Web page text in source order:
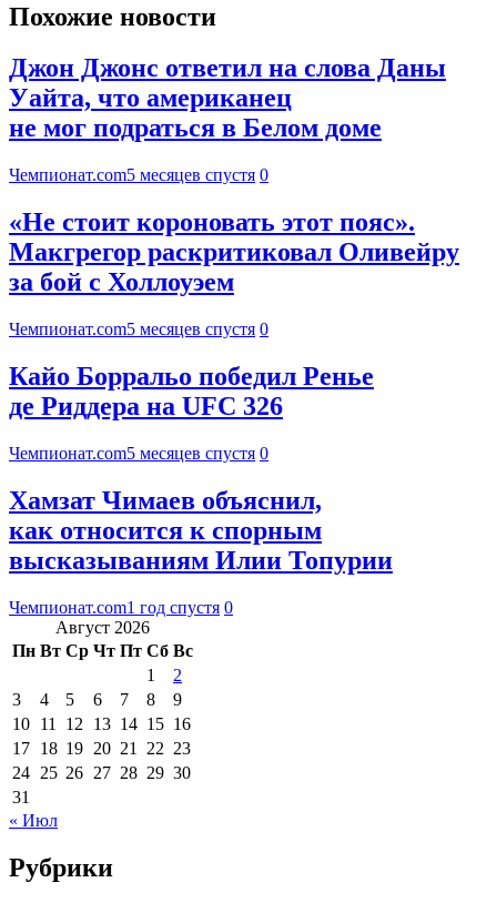
Похожие новости
Джон Джонс ответил на слова Даны
Уайта, что американец
не мог подраться в Белом доме
Чемпионат.com5 месяцев спустя 0
«Не стоит короновать этот пояс».
Макгрегор раскритиковал Оливейру
за бой с Холлоуэем
Чемпионат.com5 месяцев спустя 0
Кайо Борральо победил Ренье
де Риддера на UFC 326
Чемпионат.com5 месяцев спустя 0
Хамзат Чимаев объяснил,
как относится к спорным
высказываниям Илии Топурии
Чемпионат.com1 год спустя 0
Август 2026
Пн Вт Ср Чт Пт Сб Вс
1
2
3
4 5 6 7 8
9
10 11 12 13 14 15 16
17 18 19 20 21 22 23
24 25 26 27 28 29 30
31
« Июл
Рубрики